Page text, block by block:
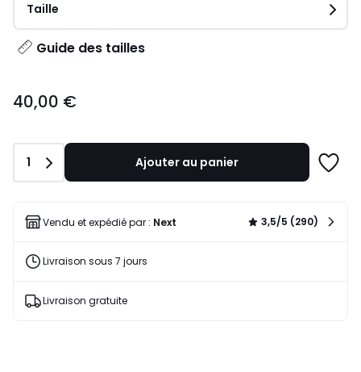
Taille
Guide des tailles
€.
40,00 €
Quantité
1 Ajouter au panier
liste
Vendu et expédié par : Next 3,5/5 (290)
Livraison sous 7 jours
Livraison gratuite